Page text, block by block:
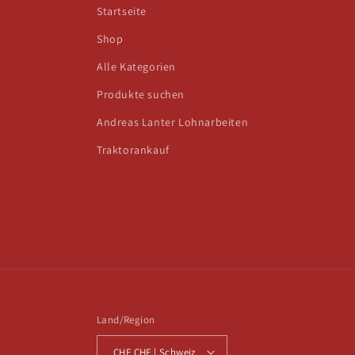
Startseite
Shop
Alle Kategorien
Produkte suchen
Andreas Lanter Lohnarbeiten
Traktorankauf
Land/Region
CHF CHF | Schweiz